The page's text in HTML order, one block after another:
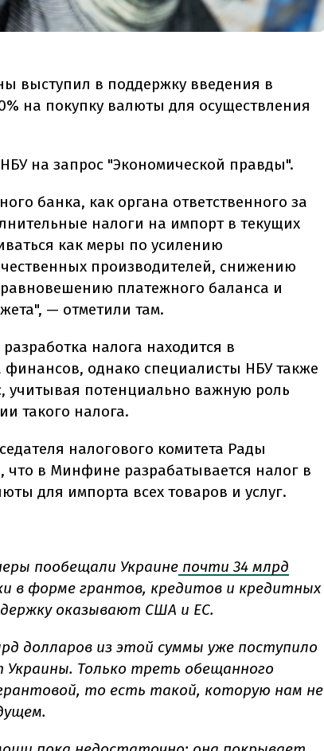
выступил в поддержку введения в
на покупку валюты для осуществления
на запрос "Экономической правды".
банка, как органа ответственного за
налоги на импорт в текущих
как меры по усилению
производителей, снижению
платежного баланса и
— отметили там.
налога находится в
однако специалисты НБУ также
учитывая потенциально важную роль
такого налога.
налогового комитета Рады
в Минфине разрабатывается налог в
для импорта всех товаров и услуг.
пообещали Украине почти 34 млрд
в форме грантов, кредитов и кредитных
оказывают США и ЕС.
долларов из этой суммы уже поступило
Только треть обещанного
то есть такой, которую нам не